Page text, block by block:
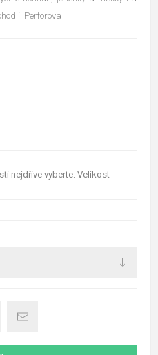
Perforova
nejdříve vyberte: Velikost